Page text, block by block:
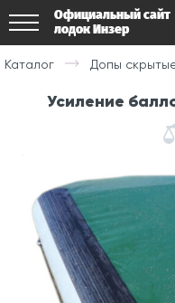
Официальный сайт
лодок Инзер
Каталог Допы
Усиление